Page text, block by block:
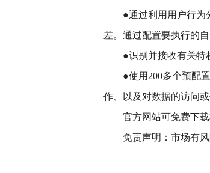
●通过利用用户行为
差。通过配置要执行的
●识别并接收有关特
●使用200多个预配
作、以及对数据的访问或
官方网站可免费下载
免责声明：市场有